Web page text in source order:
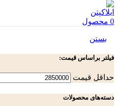
0 محصول
بستن
فیلتر براساس قیمت:
حداقل قیمت
دسته‌های محصولات